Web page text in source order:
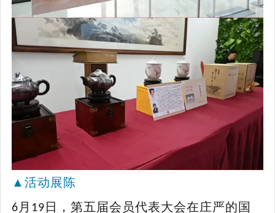
▲ 活动展陈
6 月 19 日，第五届会员代表大会在庄严的国